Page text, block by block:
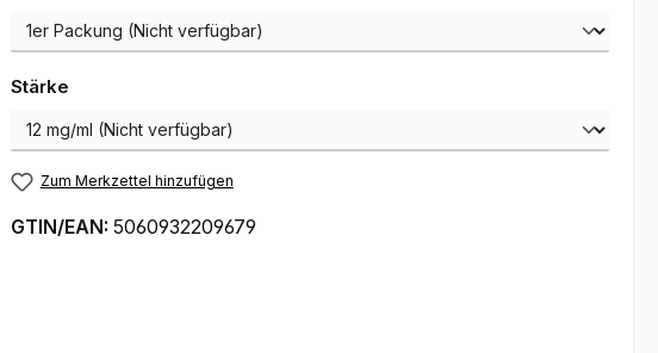
Stärkeauswählen
Zum Merkzettel hinzufügen
GTIN/EAN: 5060932209679